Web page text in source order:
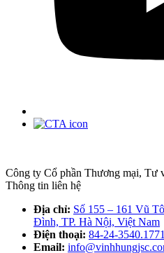
Công ty Cổ phần Thương mại,
Thông tin liên hệ
Địa chỉ: Số 155 – 161 Vũ
Đình, TP. Hà Nội, Việt Nam
Điện thoại: 84-24-3540.1771
Email: